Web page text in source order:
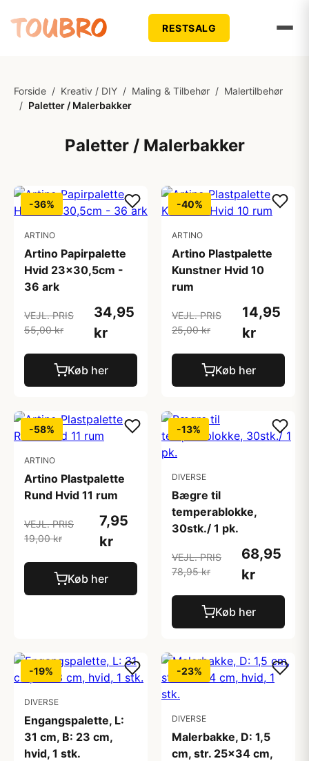
RESTSALG
Forside / Kreativ / DIY / Maling & Tilbehør / Malertilbehør
/ Paletter / Malerbakker
Paletter / Malerbakker
-36%
ARTINO
Artino Papirpalette
Hvid 23x30,5cm -
36 ark
VEJL. PRIS
55,00 kr
34,95
kr
Køb her
-40%
ARTINO
Artino Plastpalette
Kunstner Hvid 10
rum
VEJL. PRIS
25,00 kr
14,95
kr
Køb her
-58%
ARTINO
Artino Plastpalette
Rund Hvid 11 rum
VEJL. PRIS
19,00 kr
7,95
kr
Køb her
-13%
DIVERSE
Bægre til
temperablokke,
30stk./ 1 pk.
VEJL. PRIS
78,95 kr
68,95
kr
Køb her
-19%
DIVERSE
Engangspalette, L:
31 cm, B: 23 cm,
hvid, 1 stk.
-23%
DIVERSE
Malerbakke, D: 1,5
cm, str. 25x34 cm,